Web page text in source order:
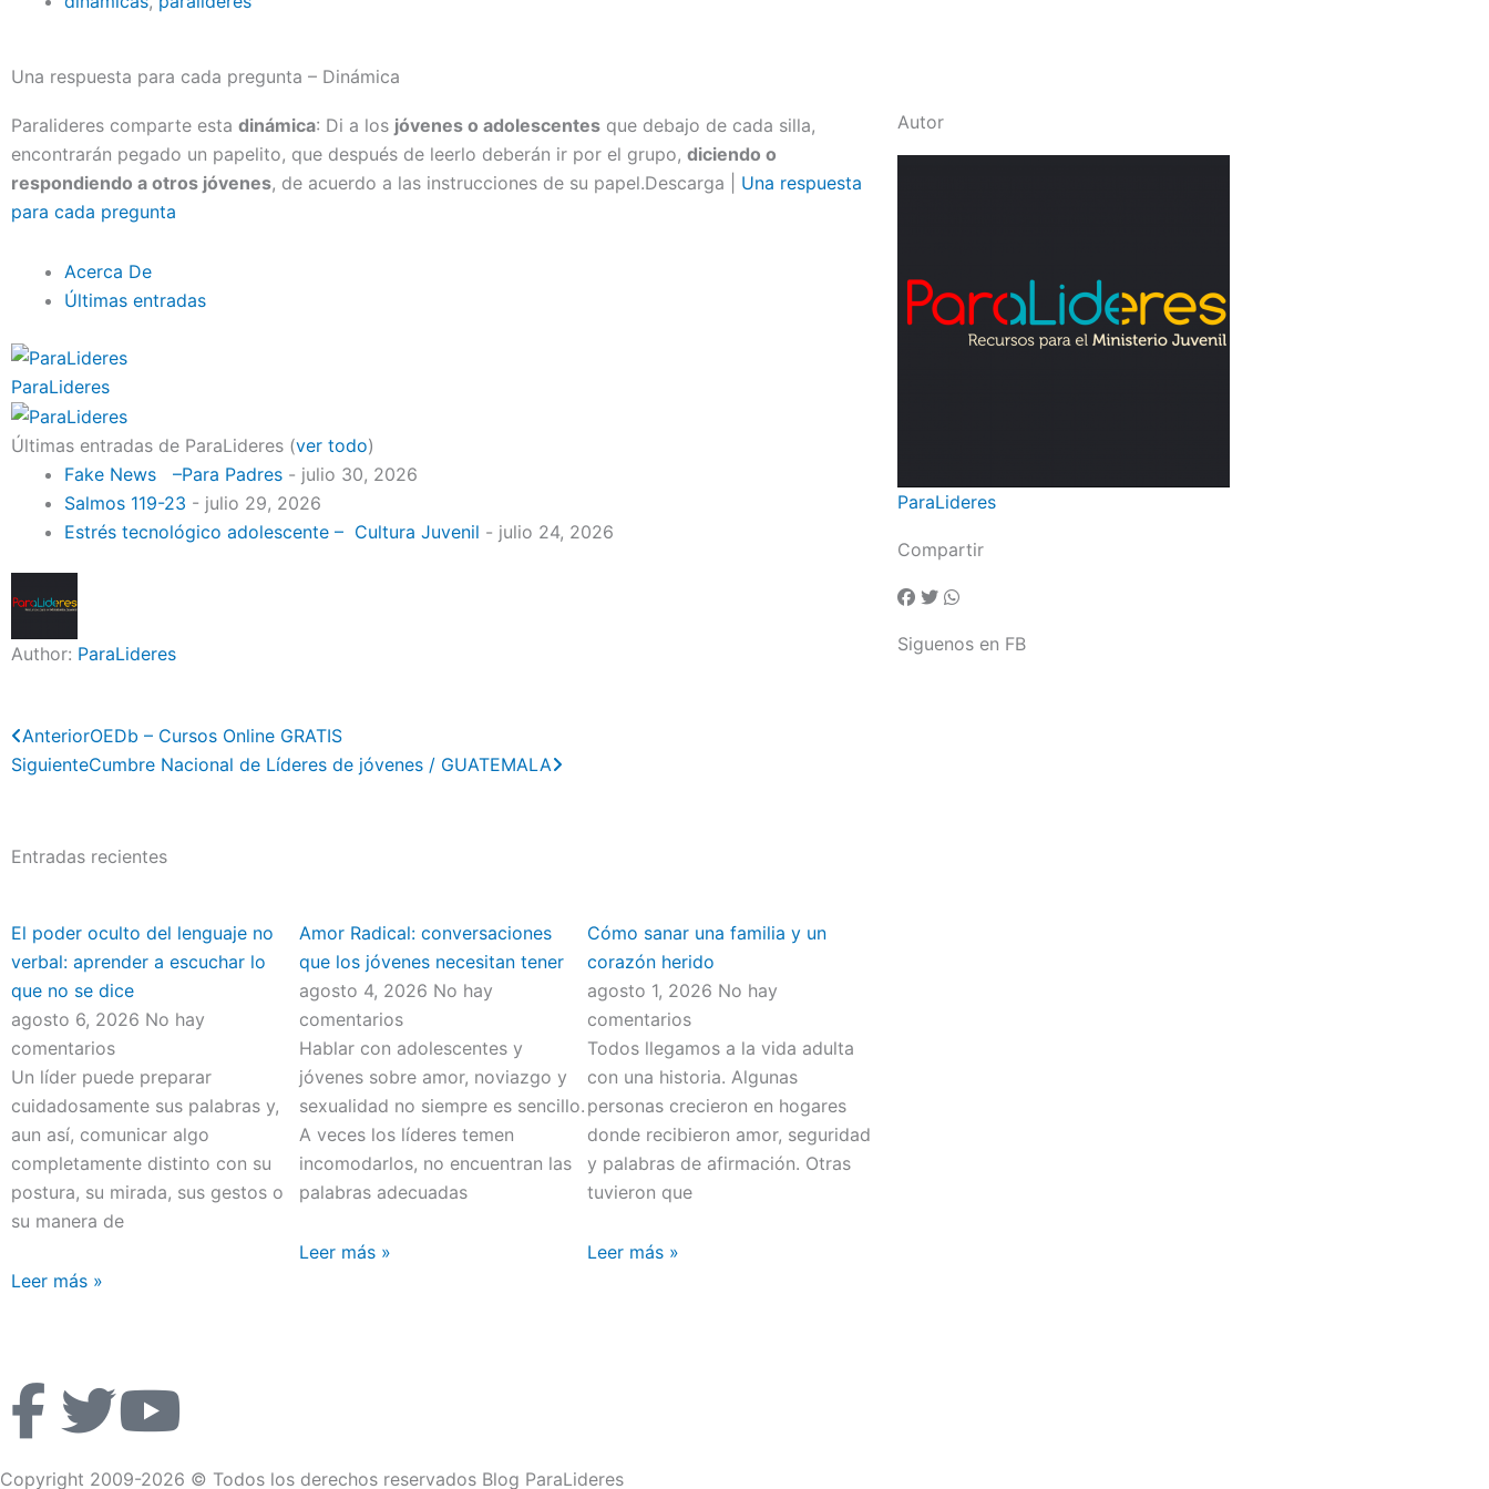
Una respuesta para cada pregunta – Dinámica
Paralideres comparte esta dinámica: Di a los jóvenes o adolescentes que debajo de cada silla,
encontrarán pegado un papelito, que después de leerlo deberán ir por el grupo, diciendo o
respondiendo a otros jóvenes, de acuerdo a las instrucciones de su papel.Descarga | Una respuesta
para cada pregunta
Acerca De
Últimas entradas
ParaLideres
Últimas entradas de ParaLideres (ver todo)
Fake News –Para Padres - julio 30, 2026
Salmos 119-23 - julio 29, 2026
Estrés tecnológico adolescente – Cultura Juvenil - julio 24, 2026
Author: ParaLideres
Previo
AnteriorOEDb – Cursos Online GRATIS
SiguienteCumbre Nacional de Líderes de jóvenes / GUATEMALA
Entradas recientes
El poder oculto del lenguaje no
verbal: aprender a escuchar lo
que no se dice
agosto 6, 2026 No hay
comentarios
Un líder puede preparar
cuidadosamente sus palabras y,
aun así, comunicar algo
completamente distinto con su
postura, su mirada, sus gestos o
su manera de
Leer más »
Amor Radical: conversaciones
que los jóvenes necesitan tener
agosto 4, 2026 No hay
comentarios
Hablar con adolescentes y
jóvenes sobre amor, noviazgo y
sexualidad no siempre es sencillo.
A veces los líderes temen
incomodarlos, no encuentran las
palabras adecuadas
Leer más »
Cómo sanar una familia y un
corazón herido
agosto 1, 2026 No hay
comentarios
Todos llegamos a la vida adulta
con una historia. Algunas
personas crecieron en hogares
donde recibieron amor, seguridad
y palabras de afirmación. Otras
tuvieron que
Leer más »
Autor
ParaLideres
Compartir
Siguenos en FB
F
a
T
w
Y
o
Copyright 2009-2026 © Todos los derechos reservados Blog ParaLideres